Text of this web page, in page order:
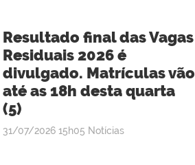
Resultado final das Vagas
Residuais 2026 é
divulgado. Matrículas vão
até as 18h desta quarta
(5)
publicado
31/07/2026 15h05 Notícias